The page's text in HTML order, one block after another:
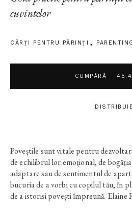
cuvintelor
CĂRȚI PENTRU PĂRINȚI
CUMPĂRĂ
Poveștile sunt vitale pentru
de echilibrul lor emoțional, de
adaptare sau de sentimentul de
bucuria de a vorbi cu copilul tău, în
de a istorisi povești împreună. Elaine